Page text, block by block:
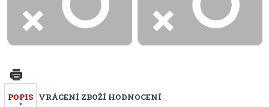
POPIS VRÁCENÍ ZBOŽÍ HODNOCENÍ